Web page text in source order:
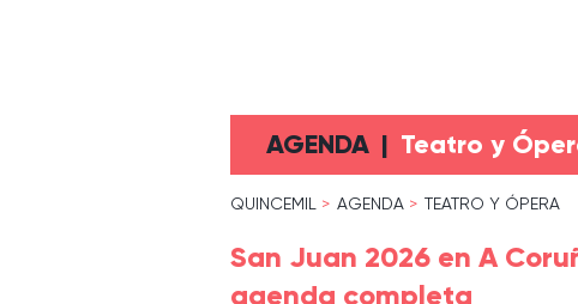
AGENDA | Teatro y
QUINCEMIL AGENDA TEATRO Y ÓPERA
San Juan 2026 en A
agenda completa